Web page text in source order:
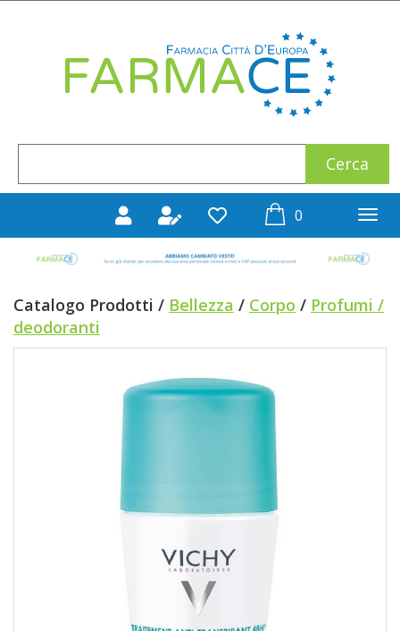
0prodotti
Catalogo Prodotti / Bellezza / Corpo / Profumi /
deodoranti